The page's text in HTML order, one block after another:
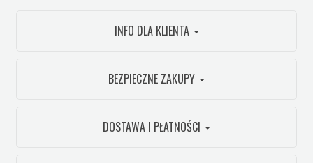
INFO DLA KLIENTA
BEZPIECZNE ZAKUPY
DOSTAWA I PŁATNOŚCI